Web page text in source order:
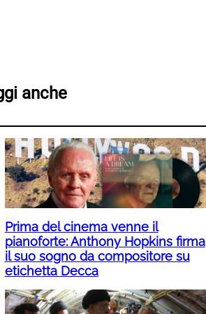
anche
Prima del cinema venne il
pianoforte: Anthony Hopkins firma
il suo sogno da compositore su
etichetta Decca